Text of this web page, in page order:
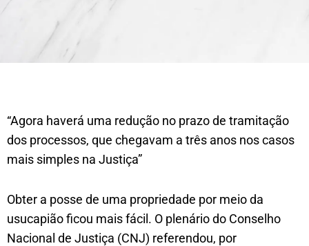
“Agora haverá uma redução no prazo de tramitação
dos processos, que chegavam a três anos nos casos
mais simples na Justiça”
Obter a posse de uma propriedade por meio da
usucapião ficou mais fácil. O plenário do Conselho
Nacional de Justiça (CNJ) referendou, por